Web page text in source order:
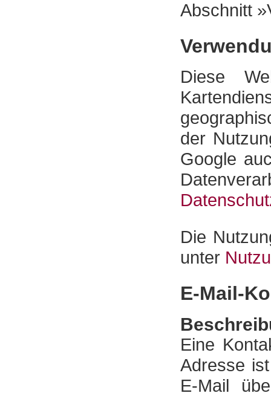
Abschnitt
Diese
der
Google
Die
unter
E-Mail-
Eine
Adresse
E-Mail